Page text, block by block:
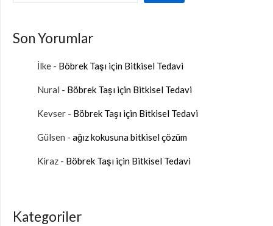
Son Yorumlar
İlke - Böbrek Taşı için Bitkisel Tedavi
Nural - Böbrek Taşı için Bitkisel Tedavi
Kevser - Böbrek Taşı için Bitkisel Tedavi
Gülsen - ağız kokusuna bitkisel çözüm
Kiraz - Böbrek Taşı için Bitkisel Tedavi
Kategoriler